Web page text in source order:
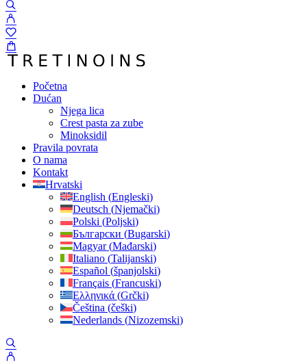
Početna
Dućan
Njega lica
Crest pasta za zube
Minoksidil
Pravila povrata
O nama
Kontakt
Hrvatski
English (Engleski)
Deutsch (Njemački)
Polski (Poljski)
Български (Bugarski)
Magyar(Mađarski)
Italiano (Talijanski)
Español (španjolski)
Français (Francuski)
Ελληνικά (Grčki)
Čeština (češki)
Nederlands (Nizozemski)